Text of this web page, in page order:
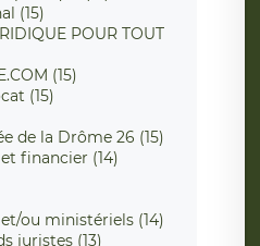
(15)
POUR TOUT
(15)
(15)
de la Drôme 26 (15)
financier (14)
ou ministériels (14)
juristes (13)